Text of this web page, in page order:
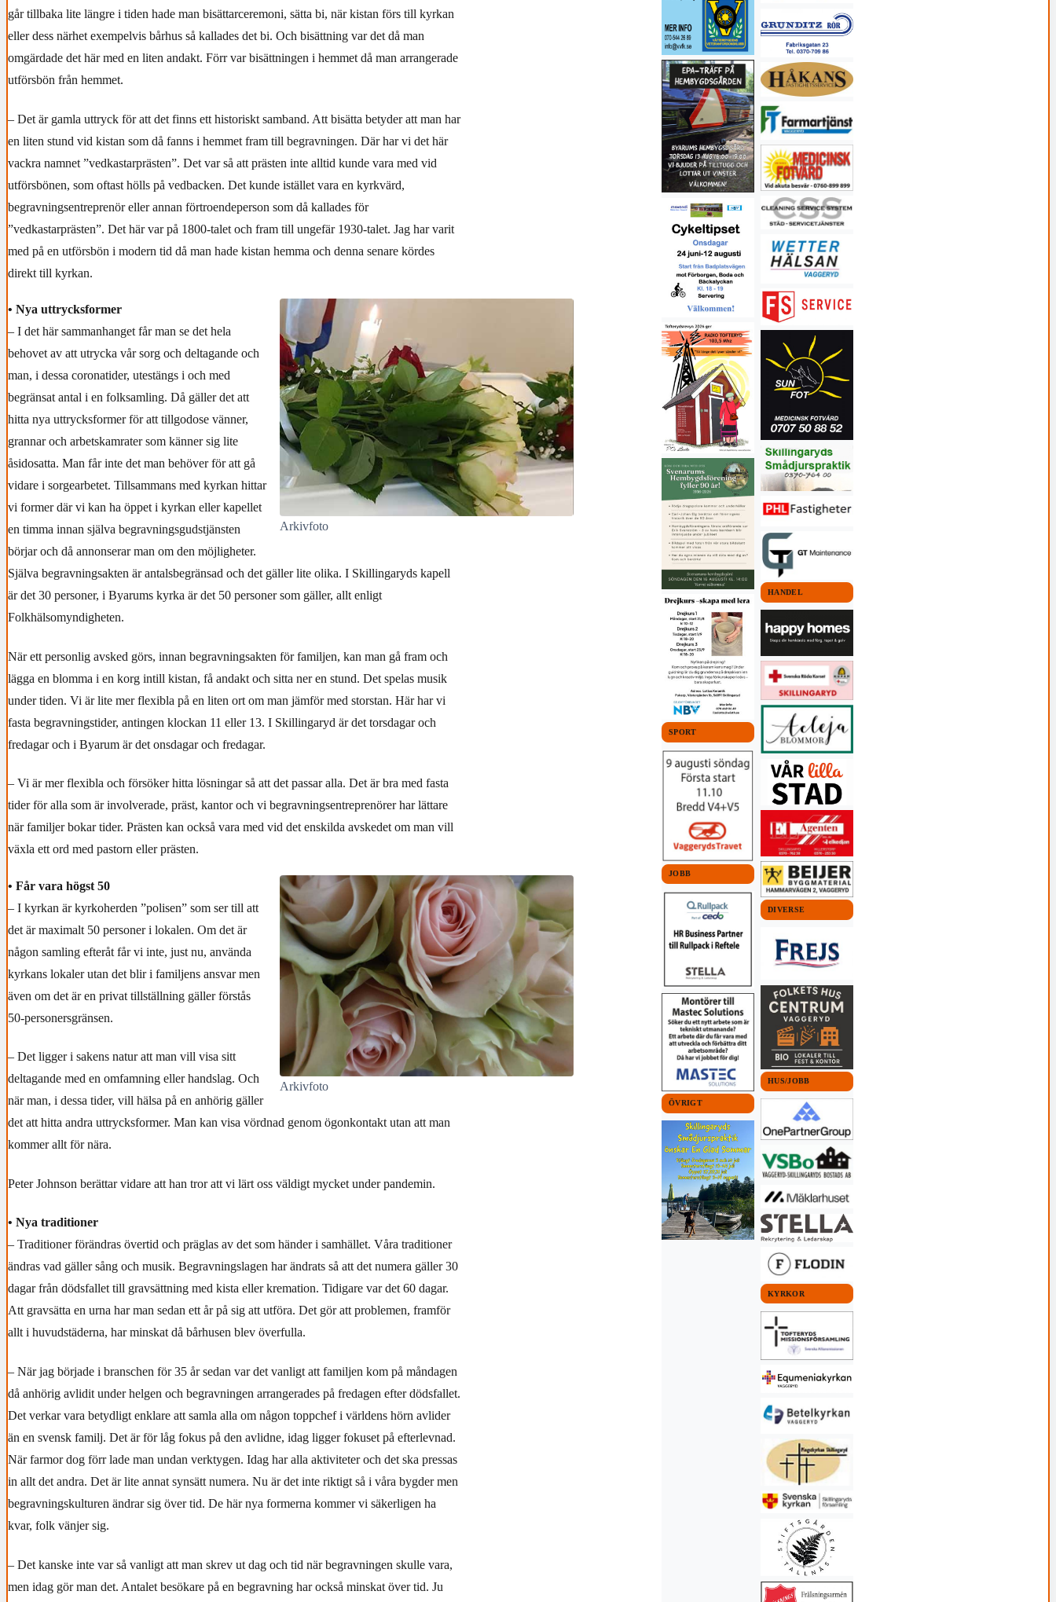
går tillbaka lite längre i tiden hade man bisättarceremoni, sätta bi, när kistan förs till kyrkan
eller dess närhet exempelvis bårhus så kallades det bi. Och bisättning var det då man
omgärdade det här med en liten andakt. Förr var bisättningen i hemmet då man arrangerade
utförsbön från hemmet.
– Det är gamla uttryck för att det finns ett historiskt samband. Att bisätta betyder att man har
en liten stund vid kistan som då fanns i hemmet fram till begravningen. Där har vi det här
vackra namnet ”vedkastarprästen”. Det var så att prästen inte alltid kunde vara med vid
utförsbönen, som oftast hölls på vedbacken. Det kunde istället vara en kyrkvärd,
begravningsentreprenör eller annan förtroendeperson som då kallades för
”vedkastarprästen”. Det här var på 1800-talet och fram till ungefär 1930-talet. Jag har varit
med på en utförsbön i modern tid då man hade kistan hemma och denna senare kördes
direkt till kyrkan.
Arkivfoto
• Nya uttrycksformer
– I det här sammanhanget får man se det hela
behovet av att utrycka vår sorg och deltagande och
man, i dessa coronatider, utestängs i och med
begränsat antal i en folksamling. Då gäller det att
hitta nya uttrycksformer för att tillgodose vänner,
grannar och arbetskamrater som känner sig lite
åsidosatta. Man får inte det man behöver för att gå
vidare i sorgearbetet. Tillsammans med kyrkan hittar
vi former där vi kan ha öppet i kyrkan eller kapellet
en timma innan själva begravningsgudstjänsten
börjar och då annonserar man om den möjligheter.
Själva begravningsakten är antalsbegränsad och det gäller lite olika. I Skillingaryds kapell
är det 30 personer, i Byarums kyrka är det 50 personer som gäller, allt enligt
Folkhälsomyndigheten.
När ett personlig avsked görs, innan begravningsakten för familjen, kan man gå fram och
lägga en blomma i en korg intill kistan, få andakt och sitta ner en stund. Det spelas musik
under tiden. Vi är lite mer flexibla på en liten ort om man jämför med storstan. Här har vi
fasta begravningstider, antingen klockan 11 eller 13. I Skillingaryd är det torsdagar och
fredagar och i Byarum är det onsdagar och fredagar.
– Vi är mer flexibla och försöker hitta lösningar så att det passar alla. Det är bra med fasta
tider för alla som är involverade, präst, kantor och vi begravningsentreprenörer har lättare
när familjer bokar tider. Prästen kan också vara med vid det enskilda avskedet om man vill
växla ett ord med pastorn eller prästen.
Arkivfoto
• Får vara högst 50
– I kyrkan är kyrkoherden ”polisen” som ser till att
det är maximalt 50 personer i lokalen. Om det är
någon samling efteråt får vi inte, just nu, använda
kyrkans lokaler utan det blir i familjens ansvar men
även om det är en privat tillställning gäller förstås
50-personersgränsen.
– Det ligger i sakens natur att man vill visa sitt
deltagande med en omfamning eller handslag. Och
när man, i dessa tider, vill hälsa på en anhörig gäller
det att hitta andra uttrycksformer. Man kan visa vördnad genom ögonkontakt utan att man
kommer allt för nära.
Peter Johnson berättar vidare att han tror att vi lärt oss väldigt mycket under pandemin.
• Nya traditioner
– Traditioner förändras övertid och präglas av det som händer i samhället. Våra traditioner
ändras vad gäller sång och musik. Begravningslagen har ändrats så att det numera gäller 30
dagar från dödsfallet till gravsättning med kista eller kremation. Tidigare var det 60 dagar.
Att gravsätta en urna har man sedan ett år på sig att utföra. Det gör att problemen, framför
allt i huvudstäderna, har minskat då bårhusen blev överfulla.
– När jag började i branschen för 35 år sedan var det vanligt att familjen kom på måndagen
då anhörig avlidit under helgen och begravningen arrangerades på fredagen efter dödsfallet.
Det verkar vara betydligt enklare att samla alla om någon toppchef i världens hörn avlider
än en svensk familj. Det är för låg fokus på den avlidne, idag ligger fokuset på efterlevnad.
När farmor dog förr lade man undan verktygen. Idag har alla aktiviteter och det ska pressas
in allt det andra. Det är lite annat synsätt numera. Nu är det inte riktigt så i våra bygder men
begravningskulturen ändrar sig över tid. De här nya formerna kommer vi säkerligen ha
kvar, folk vänjer sig.
– Det kanske inte var så vanligt att man skrev ut dag och tid när begravningen skulle vara,
men idag gör man det. Antalet besökare på en begravning har också minskat över tid. Ju
SPORT
JOBB
ÖVRIGT
HANDEL
DIVERSE
HUS/JOBB
KYRKOR